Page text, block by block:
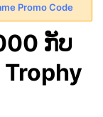
Promo Code
ກັບ
Trophy